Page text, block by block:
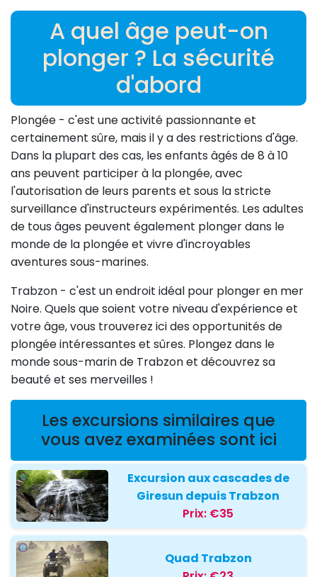
A quel âge peut-on
plonger ? La sécurité
d'abord
Plongée - c'est une activité passionnante et
certainement sûre, mais il y a des restrictions d'âge.
Dans la plupart des cas, les enfants âgés de 8 à 10
ans peuvent participer à la plongée, avec
l'autorisation de leurs parents et sous la stricte
surveillance d'instructeurs expérimentés. Les adultes
de tous âges peuvent également plonger dans le
monde de la plongée et vivre d'incroyables
aventures sous-marines.
Trabzon - c'est un endroit idéal pour plonger en mer
Noire. Quels que soient votre niveau d'expérience et
votre âge, vous trouverez ici des opportunités de
plongée intéressantes et sûres. Plongez dans le
monde sous-marin de Trabzon et découvrez sa
beauté et ses merveilles !
Les excursions similaires que
vous avez examinées sont ici
Excursion aux cascades de
Giresun depuis Trabzon
Prix: €35
Quad Trabzon